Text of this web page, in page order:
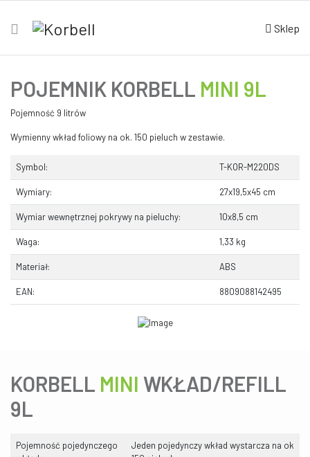
Sklep
POJEMNIK KORBELL MINI 9L
Pojemność 9 litrów
Wymienny wkład foliowy na ok. 150 pieluch w zestawie.
Symbol: T-KOR-M220DS
Wymiary: 27x19,5x45 cm
Wymiar wewnętrznej pokrywy na pieluchy: 10x8,5 cm
Waga: 1,33 kg
Materiał: ABS
EAN: 8809088142495
KORBELL MINI WKŁAD/REFILL
9L
Pojemność pojedynczego
Jeden pojedynczy wkład wystarcza na ok